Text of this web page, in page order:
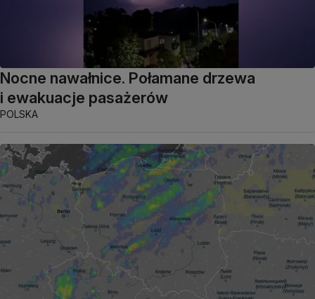
Nocne nawałnice. Połamane drzewa
i ewakuacje pasażerów
POLSKA